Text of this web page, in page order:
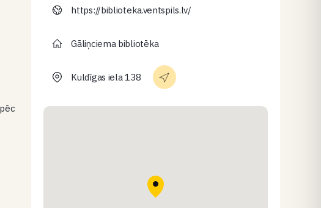
https://biblioteka.ventspils.lv/
Gāliņciema bibliotēka
Kuldīgas iela 138